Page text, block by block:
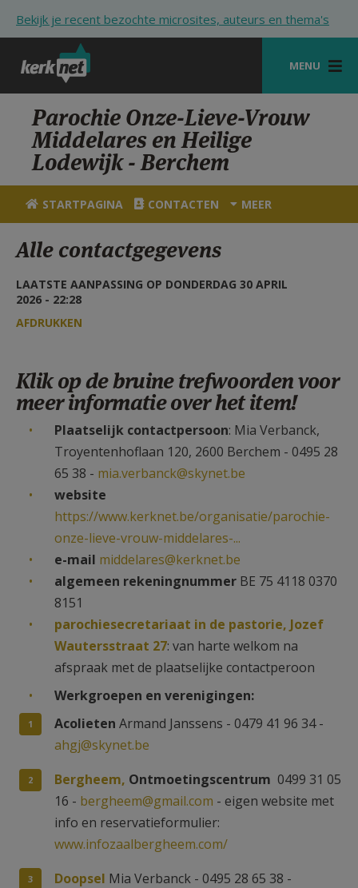
Bekijk je recent bezochte microsites, auteurs en thema's
MENU
STARTPAGINA
KERK
VIERINGEN
SHOP
ZOEKEN
HULP
STARTPAGINA PORTAAL
AANMELDEN OF REGISTREREN
Parochie Onze-Lieve-Vrouw
Middelares en Heilige
Lodewijk - Berchem
STARTPAGINA CONTACTEN MEER
Alle contactgegevens
LAATSTE AANPASSING OP DONDERDAG 30 APRIL
2026 - 22:28
AFDRUKKEN
Klik op de bruine trefwoorden voor
meer informatie over het item!
Plaatselijk contactpersoon: Mia Verbanck,
Troyentenhoflaan 120, 2600 Berchem - 0495 28
65 38 - mia.verbanck@skynet.be
website
https://www.kerknet.be/organisatie/parochie-
onze-lieve-vrouw-middelares-...
e-mail middelares@kerknet.be
algemeen rekeningnummer BE 75 4118 0370
8151
parochiesecretariaat in de pastorie, Jozef
Wautersstraat 27: van harte welkom na
afspraak met de plaatselijke contactperoon
Werkgroepen en verenigingen:
Acolieten Armand Janssens - 0479 41 96 34 -
ahgj@skynet.be
Bergheem, Ontmoetingscentrum 0499 31 05
16 - bergheem@gmail.com - eigen website met
info en reservatieformulier:
www.infozaalbergheem.com/
Doopsel Mia Verbanck - 0495 28 65 38 -